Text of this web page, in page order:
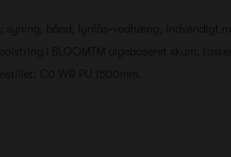
; syning, bånd, lynlås-vedhæng, indvendigt
i BLOOMTM algebaseret skum;
C0 WR PU 1500mm.